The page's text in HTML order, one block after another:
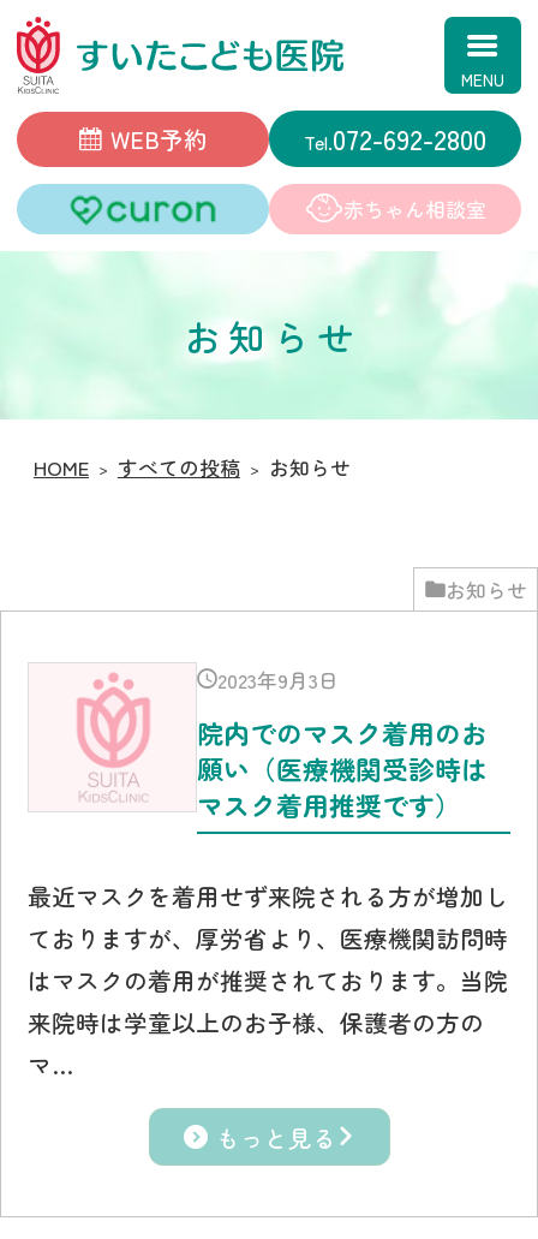
すいたこども医院
WEB予約 072-692-2800
赤ちゃん相談室
お知らせ
HOME すべての投稿 お知らせ
お知らせ
2023年9月3日
院内でのマスク着用のお
願い（医療機関受診時は
マスク着用推奨です）
最近マスクを着用せず来院される方が増加し
ておりますが、厚労省より、医療機関訪問時
はマスクの着用が推奨されております。当院
来院時は学童以上のお子様、保護者の方の
マ…
もっと見る